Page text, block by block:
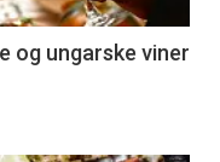
og ungarske viner